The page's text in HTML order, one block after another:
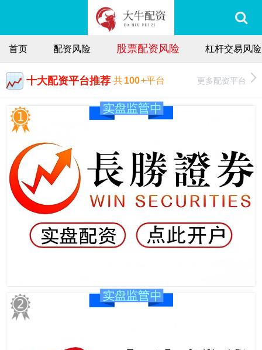
首页 配资风险 股票配资风险 杠杆交易风险
十大配资平台推荐 共100+平台 更多配资平台